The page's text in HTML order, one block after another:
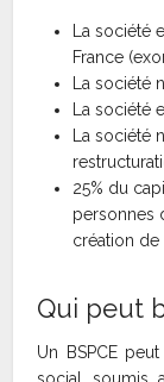
La société
France
La société
La société
La société
25% du
personnes
création de
Qui peut
Un BSPCE